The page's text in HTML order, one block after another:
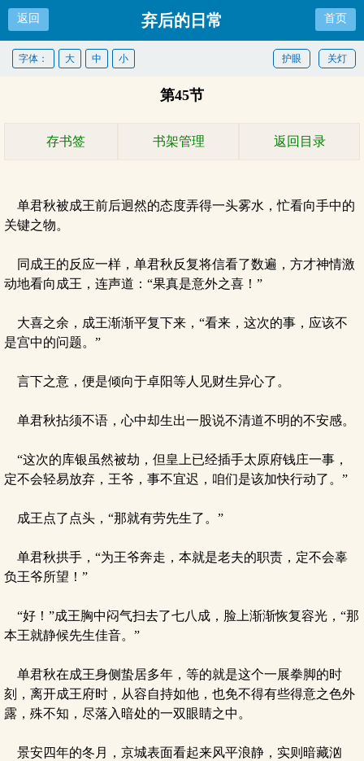
返回 弃后的日常 首页
关灯
护眼
字体： 大 中 小
第45节
存书签 书架管理 返回目录
单君秋被成王前后迥然的态度弄得一头雾水，忙看向手中的
关键之物。
同成王的反应一样，单君秋反复将信看了数遍，方才神情激
动地看向成王，连声道：“果真是意外之喜！”
大喜之余，成王渐渐平复下来，“看来，这次的事，应该不
是宫中的问题。”
言下之意，便是倾向于卓阳等人见财生异心了。
单君秋拈须不语，心中却生出一股说不清道不明的不安感。
“这次的库银虽然被劫，但皇上已经插手太原府钱庄一事，
定不会轻易放弃，王爷，事不宜迟，咱们是该加快行动了。”
成王点了点头，“那就有劳先生了。”
单君秋拱手，“为王爷奔走，本就是老夫的职责，定不会辜
负王爷所望！”
“好！”成王胸中闷气扫去了七八成，脸上渐渐恢复容光，“那
本王就静候先生佳音。”
单君秋在成王身侧蛰居多年，等的就是这个一展拳脚的时
刻，离开成王府时，从容自持如他，也免不得有些得意之色外
露，殊不知，尽落入暗处的一双眼睛之中。
景安四年的冬月，京城表面看起来风平浪静，实则暗藏汹